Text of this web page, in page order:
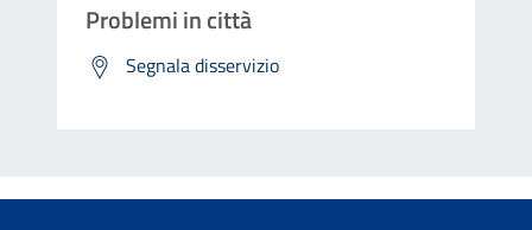
Problemi in città
Segnala disservizio